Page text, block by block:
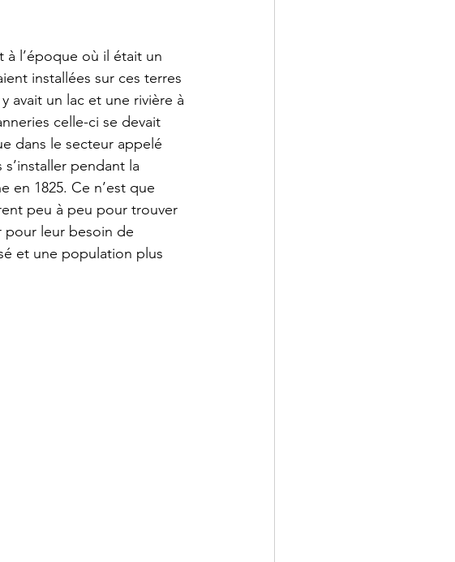
à l’époque où il était un
installées sur ces terres
avait un lac et une rivière à
celle-ci se devait
dans le secteur appelé
pendant la
en 1825. Ce n’est que
peu à peu pour trouver
pour leur besoin de
et une population plus